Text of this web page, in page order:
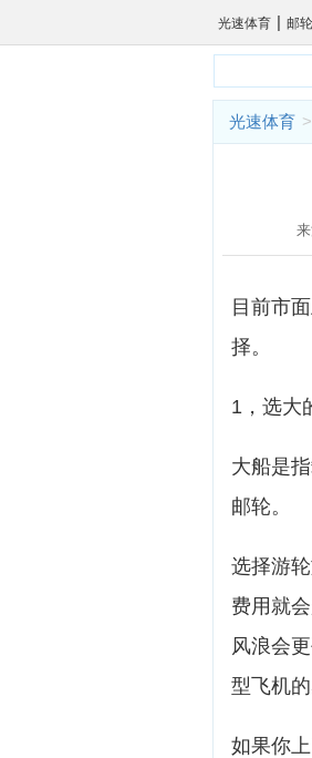
光速体育 | 邮
光速体育 >
目前市
择。
1，选大
大船是
邮轮。
选择游
费用就
风浪会
型飞机
如果你